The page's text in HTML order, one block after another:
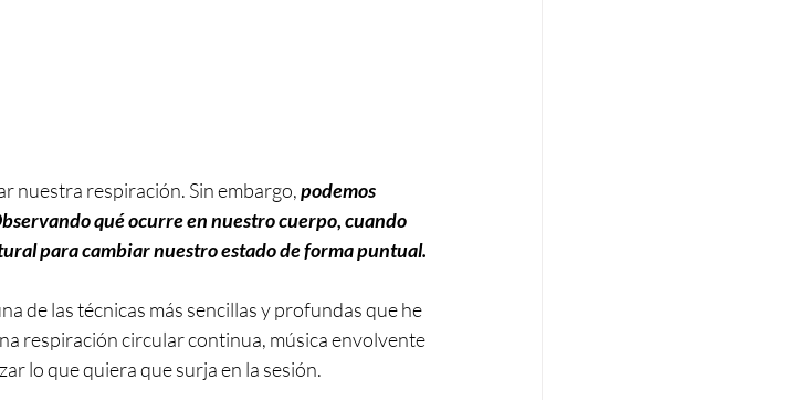
nuestra respiración. Sin embargo, podemos
qué ocurre en nuestro cuerpo, cuando
para cambiar nuestro estado de forma puntual.
de las técnicas más sencillas y profundas que he
respiración circular continua, música envolvente
lo que quiera que surja en la sesión.